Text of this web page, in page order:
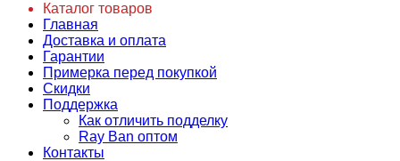
Каталог товаров
Главная
Доставка и оплата
Гарантии
Примерка перед покупкой
Скидки
Поддержка
Как отличить подделку
Ray Ban оптом
Контакты